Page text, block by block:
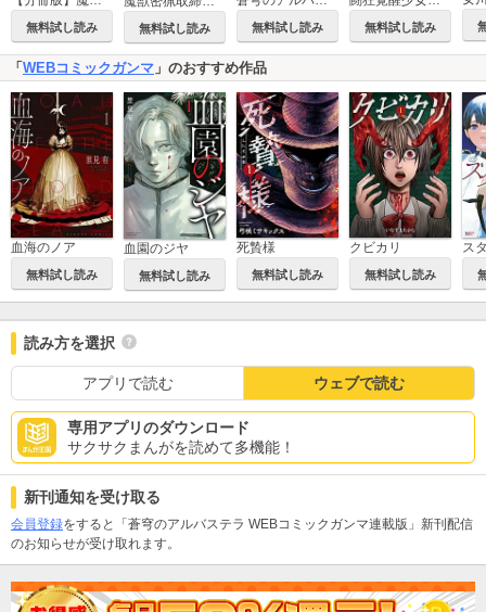
無料試し読み 無料試し読み 無料試し読み 無料試し読み
「 WEBコミックガンマ 」のおすすめ作品
血海のノア
無料試し読み
血園のジヤ
無料試し読み
死贄様
無料試し読み
クビカリ
無料試し読み
ス
読み方を選択
アプリで読む ウェブで読む
専用アプリのダウンロード
サクサクまんがを読めて多機能！
新刊通知を受け取る
会員登録をすると「蒼穹のアルバステラ WEBコミックガンマ連載版」新刊配信
のお知らせが受け取れます。